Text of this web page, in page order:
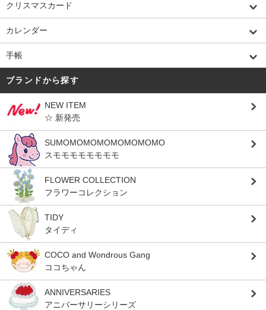
クリスマスカード
カレンダー
手帳
ブランドから探す
NEW ITEM
☆ 新発売
SUMOMOMOMOMOMOMOMO
スモモモモモモモモ
FLOWER COLLECTION
フラワーコレクション
TIDY
タイディ
COCO and Wondrous Gang
ココちゃん
ANNIVERSARIES
アニバーサリーシリーズ